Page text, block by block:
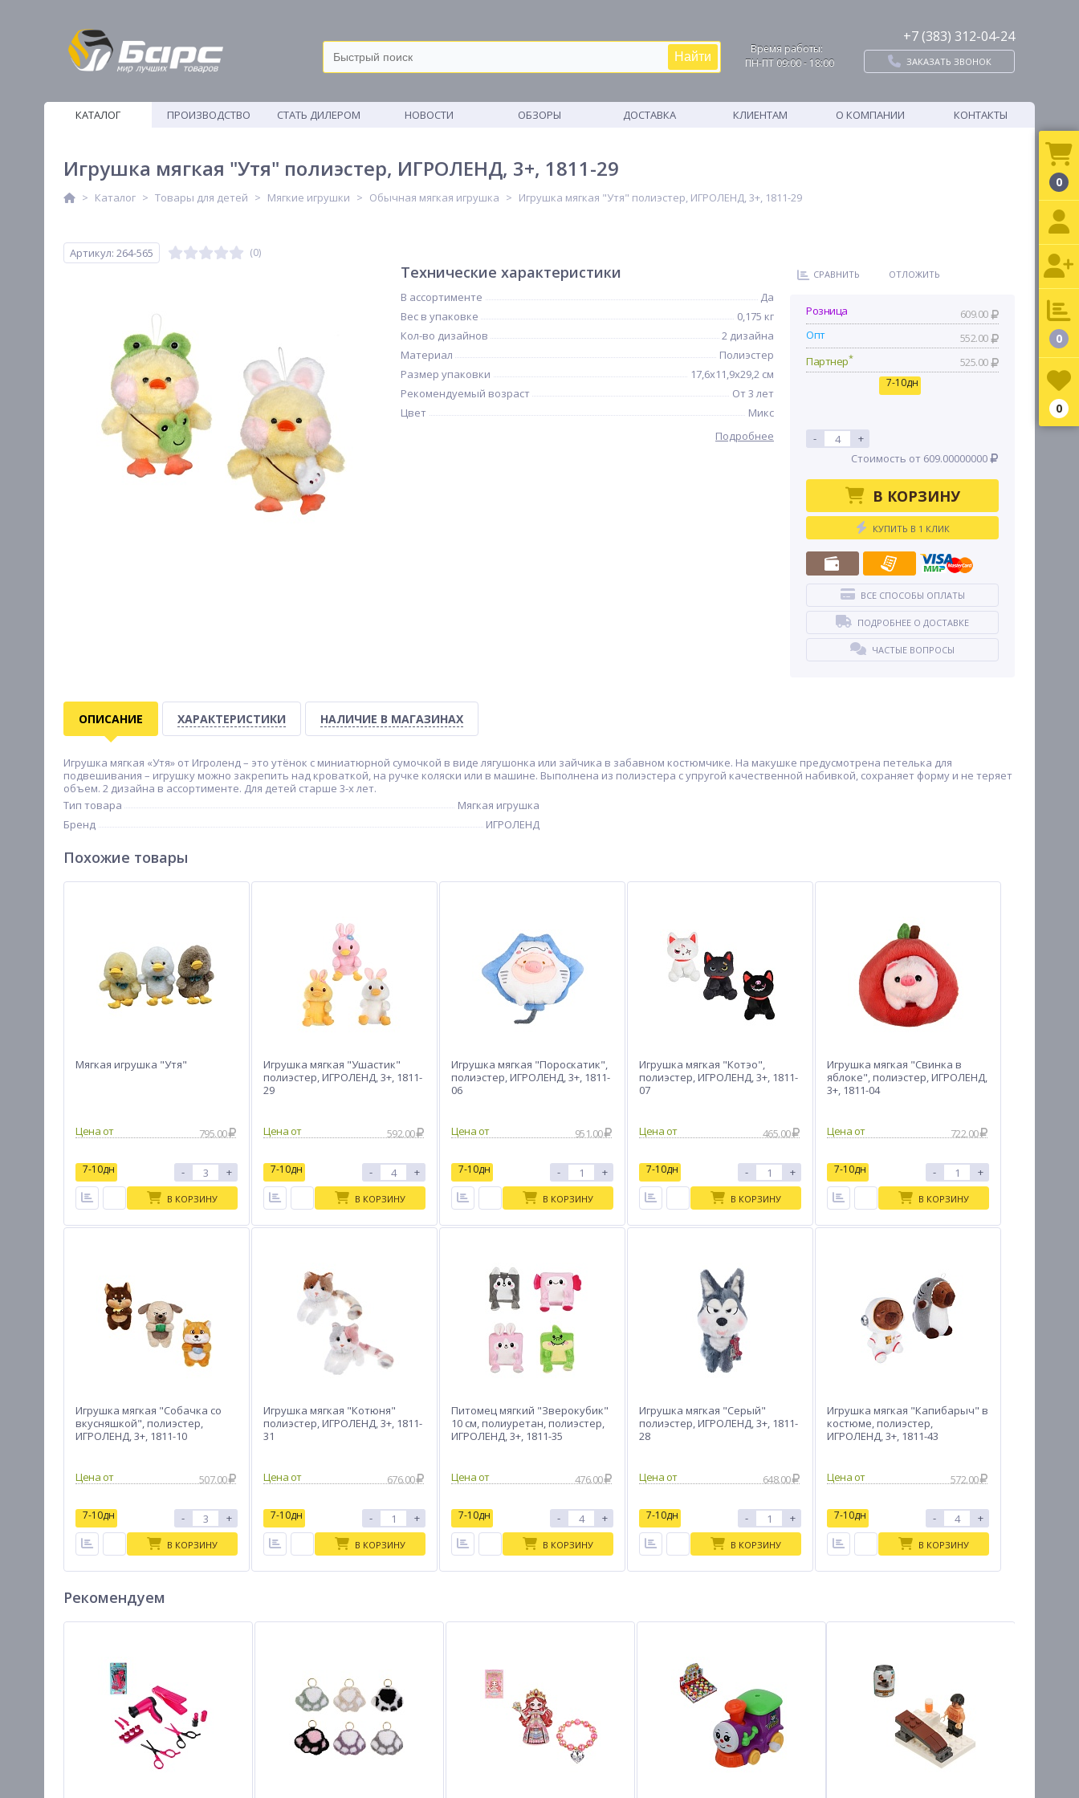
Найти
Время работы:
ПН-ПТ 09:00 - 18:00
+7 (383) 312-04-24
ЗАКАЗАТЬ ЗВОНОК
КАТАЛОГ
ПРОИЗВОДСТВО
СТАТЬ ДИЛЕРОМ НОВОСТИ ОБЗОРЫ ДОСТАВКА КЛИЕНТАМ О КОМПАНИИ КОНТАКТЫ
Игрушка мягкая "Утя" полиэстер, ИГРОЛЕНД, 3+, 1811-29
Каталог Товары для детей Мягкие игрушки Обычная мягкая игрушка Игрушка мягкая "Утя" полиэстер, ИГРОЛЕНД, 3+, 1811-29
Артикул: 264-565 (0)
Технические характеристики
В ассортименте
Да
Вес в упаковке
0,175 кг
Кол-во дизайнов
2 дизайна
Материал
Полиэстер
Размер упаковки
17,6х11,9х29,2 см
Рекомендуемый возраст
От 3 лет
Цвет
Микс
Подробнее
СРАВНИТЬ ОТЛОЖИТЬ
Розница
609.00
Опт
552.00
Партнер* 525.00
7-10дн
-
+
Стоимость от 609.00000000
В КОРЗИНУ
КУПИТЬ В 1 КЛИК
ВСЕ СПОСОБЫ ОПЛАТЫ
ПОДРОБНЕЕ О ДОСТАВКЕ
ЧАСТЫЕ ВОПРОСЫ
ОПИСАНИЕ ХАРАКТЕРИСТИКИ НАЛИЧИЕ В МАГАЗИНАХ
Игрушка мягкая «Утя» от Игроленд – это утёнок с миниатюрной сумочкой в виде лягушонка или зайчика в забавном костюмчике. На макушке предусмотрена петелька для
подвешивания – игрушку можно закрепить над кроваткой, на ручке коляски или в машине. Выполнена из полиэстера с упругой качественной набивкой, сохраняет форму и не теряет
объем. 2 дизайна в ассортименте. Для детей старше 3-х лет.
Тип товара
Мягкая игрушка
Бренд
ИГРОЛЕНД
Похожие товары
Мягкая игрушка "Утя"
Цена от 795.00
7-10дн - +
В КОРЗИНУ
Игрушка мягкая "Ушастик"
полиэстер, ИГРОЛЕНД, 3+, 1811-
29
Цена от 592.00
7-10дн - +
В КОРЗИНУ
Игрушка мягкая "Пороскатик",
полиэстер, ИГРОЛЕНД, 3+, 1811-
06
Цена от 951.00
7-10дн - +
В КОРЗИНУ
Игрушка мягкая "Котэо",
полиэстер, ИГРОЛЕНД, 3+, 1811-
07
Цена от 465.00
7-10дн - +
В КОРЗИНУ
Игрушка мягкая "Свинка в
яблоке", полиэстер, ИГРОЛЕНД,
3+, 1811-04
Цена от 722.00
7-10дн - +
В КОРЗИНУ
Игрушка мягкая "Собачка со
вкусняшкой", полиэстер,
ИГРОЛЕНД, 3+, 1811-10
Цена от 507.00
7-10дн - +
В КОРЗИНУ
Игрушка мягкая "Котюня"
полиэстер, ИГРОЛЕНД, 3+, 1811-
31
Цена от 676.00
7-10дн - +
В КОРЗИНУ
Питомец мягкий "Зверокубик"
10 см, полиуретан, полиэстер,
ИГРОЛЕНД, 3+, 1811-35
Цена от 476.00
7-10дн - +
В КОРЗИНУ
Игрушка мягкая "Серый"
полиэстер, ИГРОЛЕНД, 3+, 1811-
28
Цена от 648.00
7-10дн - +
В КОРЗИНУ
Игрушка мягкая "Капибарыч" в
костюме, полиэстер,
ИГРОЛЕНД, 3+, 1811-43
Цена от 572.00
7-10дн - +
В КОРЗИНУ
Рекомендуем
0
0
0